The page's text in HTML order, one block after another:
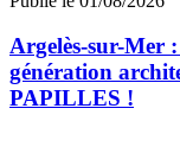
Argelès-sur-Mer
génération
PAPILLES !